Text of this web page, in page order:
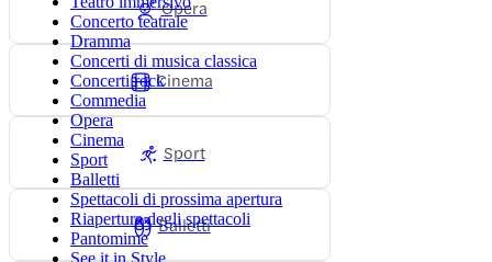
Concerto teatrale
Dramma
Concerti di musica classica
Concerti rock
Commedia
Opera
Cinema
Sport
Balletti
Spettacoli di prossima apertura
Riapertura degli spettacoli
Pantomime
See it in Style
Opera
Cinema
Sport
Balletti